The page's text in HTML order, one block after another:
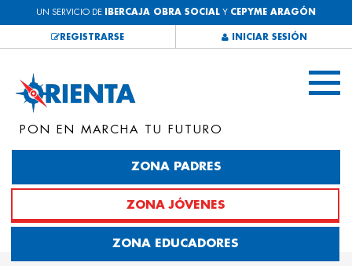
UN SERVICIO DE IBERCAJA OBRA SOCIAL Y CEPYME ARAGÓN
REGISTRARSE INICIAR SESIÓN
PON EN MARCHA TU FUTURO
ZONA PADRES
ZONA JÓVENES
ZONA EDUCADORES